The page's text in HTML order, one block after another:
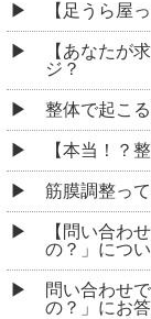
【足うら屋
【あなたが
ジ？
整体で起こ
【本当！？
筋膜調整っ
【問い合わ
の？」につ
問い合わせ
の？」にお